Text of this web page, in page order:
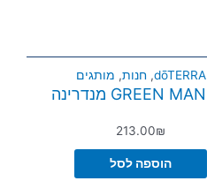
dōTERRA
,חנות, מותגים
GREEN MANDARIN מנדרינה
213.00₪
הוספה לסל